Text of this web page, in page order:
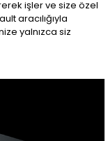
işler ve size özel
aracılığıyla
yalnızca siz